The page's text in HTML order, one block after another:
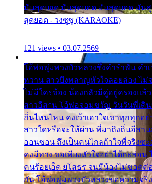
มันสุดยอด มันสุดยอด มันสุดยอด มัน
สุดยอด - วงซูซู (KARAOKE)
121 views • 03.07.2569
โอ้พ่อพุ่มพวงบัวหลวงซึ้งคำรำพัน คำเ
หวาน สาวบึงพลาญหัวใจลอยล่อง ไม่
ไม่มีใครข้อง น้องกลัวมีคู่อยู่ครองแล้
สาวอีสาน โอ้พ่อจอมขวัญ วันวันพี่เดิน
ถิ่นไหนไหน คงเว้าเอาใจเขาทุกทุกอย่
สาวใดหรือจะให้ผ่าน พี่มาถึงถิ่นอีสา
ออนซอน ถึงเป็นคนไกลถ้าใจพี่จริงซ
คงมีทาง ขอเพียงหัวใจอย่าได้กะล่อน
คนร้อยเอ็ด ยโสธร จนมีน้องไม่ขอดค่
กัน โอ้พ่อพุ่มพวงบัวหลวงขอความจริ